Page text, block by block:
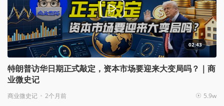
02:43
特朗普访华日期正式敲定，资本市场要迎来大变局吗？｜商
业微史记
商业微史记 2个月前 5.9w